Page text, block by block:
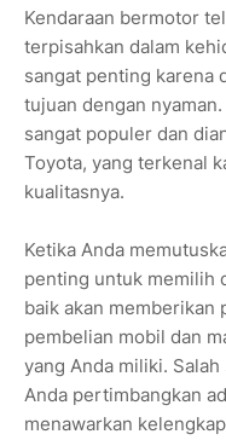
Kendaraan bermotor
terpisahkan dalam
sangat penting karena
tujuan dengan
sangat populer dan
Toyota, yang terkenal
kualitasnya.
Ketika Anda
penting untuk memilih
baik akan memberikan
pembelian mobil dan
yang Anda miliki.
Anda pertimbangkan
menawarkan